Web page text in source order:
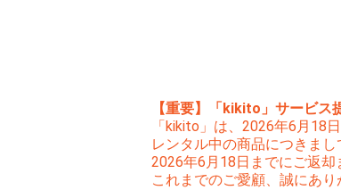
【重要】「kikito」サービス
「kikito」は、2026年6月18
レンタル中の商品につきま
2026年6月18日までにご返却
これまでのご愛顧、誠にあり